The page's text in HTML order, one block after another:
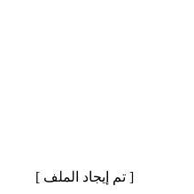
[ تم إيجاد الملف ]